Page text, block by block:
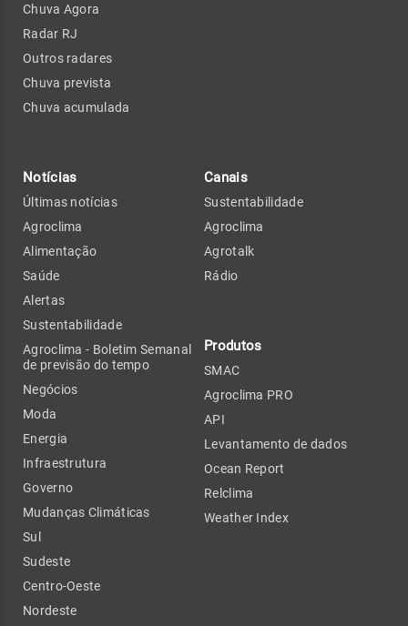
Chuva Agora
Radar RJ
Outros radares
Chuva prevista
Chuva acumulada
Notícias
Últimas notícias
Agroclima
Alimentação
Saúde
Alertas
Sustentabilidade
Agroclima - Boletim Semanal
de previsão do tempo
Negócios
Moda
Energia
Infraestrutura
Governo
Mudanças Climáticas
Sul
Sudeste
Centro-Oeste
Nordeste
Canais
Sustentabilidade
Agroclima
Agrotalk
Rádio
Produtos
SMAC
Agroclima PRO
API
Levantamento de dados
Ocean Report
Relclima
Weather Index